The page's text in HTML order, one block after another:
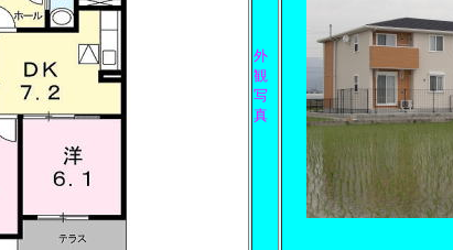
外
観
写
真